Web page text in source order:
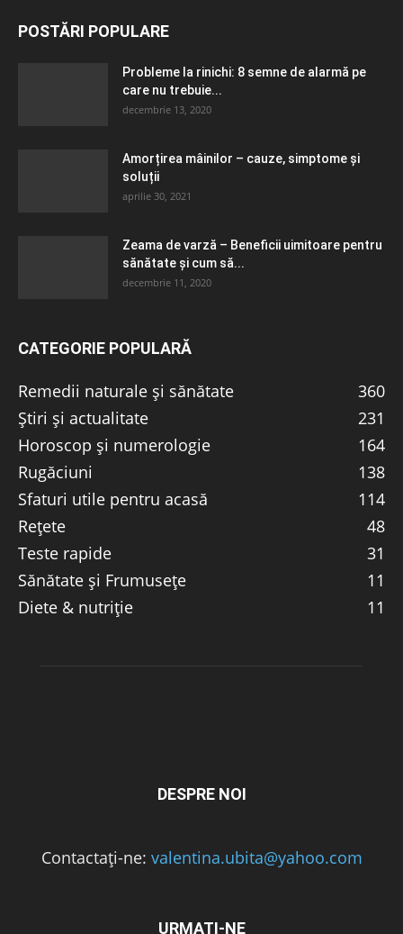
POSTĂRI POPULARE
Probleme la rinichi: 8 semne de alarmă pe
care nu trebuie...
decembrie 13, 2020
Amorțirea mâinilor – cauze, simptome și
soluții
aprilie 30, 2021
Zeama de varză – Beneficii uimitoare pentru
sănătate și cum să...
decembrie 11, 2020
CATEGORIE POPULARĂ
Remedii naturale și sănătate
360
Știri și actualitate
231
Horoscop și numerologie
164
Rugăciuni
138
Sfaturi utile pentru acasă
114
Rețete
48
Teste rapide
31
Sănătate și Frumusețe
11
Diete & nutriție
11
DESPRE NOI
Contactați-ne: valentina.ubita@yahoo.com
URMAȚI-NE